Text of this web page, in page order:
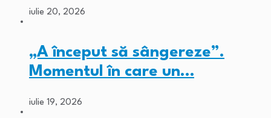
iulie 20, 2026
„A început să sângereze”.
Momentul în care un…
iulie 19, 2026